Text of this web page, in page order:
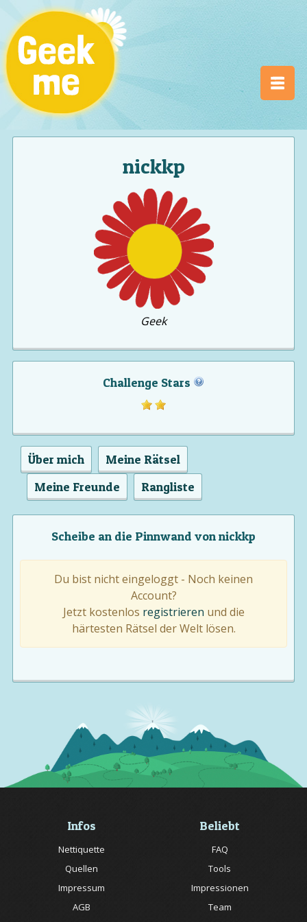
nickkp
Geek
Challenge Stars
Über mich
Meine Rätsel
Meine Freunde
Rangliste
Scheibe an die Pinnwand von nickkp
Du bist nicht eingeloggt - Noch keinen
Account?
Jetzt kostenlos registrieren und die
härtesten Rätsel der Welt lösen.
Infos
Nettiquette
Quellen
Impressum
AGB
Beliebt
FAQ
Tools
Impressionen
Team